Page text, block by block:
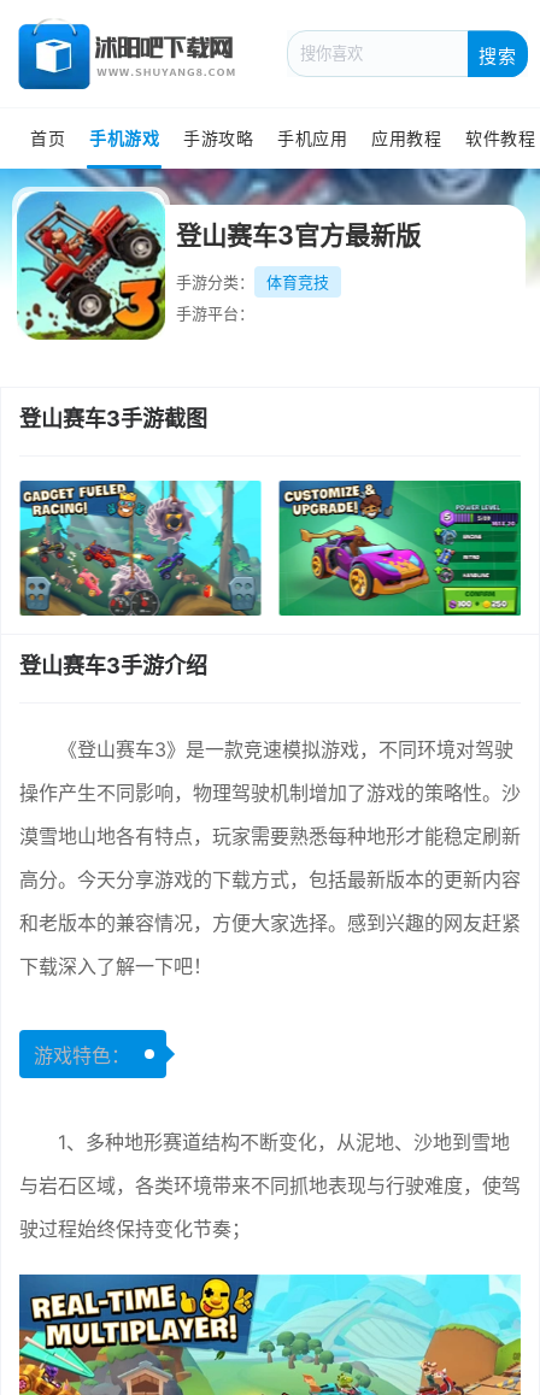
搜索
首页 手机游戏 手游攻略 手机应用 应用教程 软件教程
登山赛车3官方最新版
手游分类：
体育竞技
手游平台：
登山赛车3手游截图
登山赛车3手游介绍
《登山赛车3》是一款竞速模拟游戏，不同环境对驾驶
操作产生不同影响，物理驾驶机制增加了游戏的策略性。沙
漠雪地山地各有特点，玩家需要熟悉每种地形才能稳定刷新
高分。今天分享游戏的下载方式，包括最新版本的更新内容
和老版本的兼容情况，方便大家选择。感到兴趣的网友赶紧
下载深入了解一下吧！
游戏特色：
1、多种地形赛道结构不断变化，从泥地、沙地到雪地
与岩石区域，各类环境带来不同抓地表现与行驶难度，使驾
驶过程始终保持变化节奏；